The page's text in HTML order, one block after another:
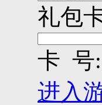
礼包
卡 号:
进入